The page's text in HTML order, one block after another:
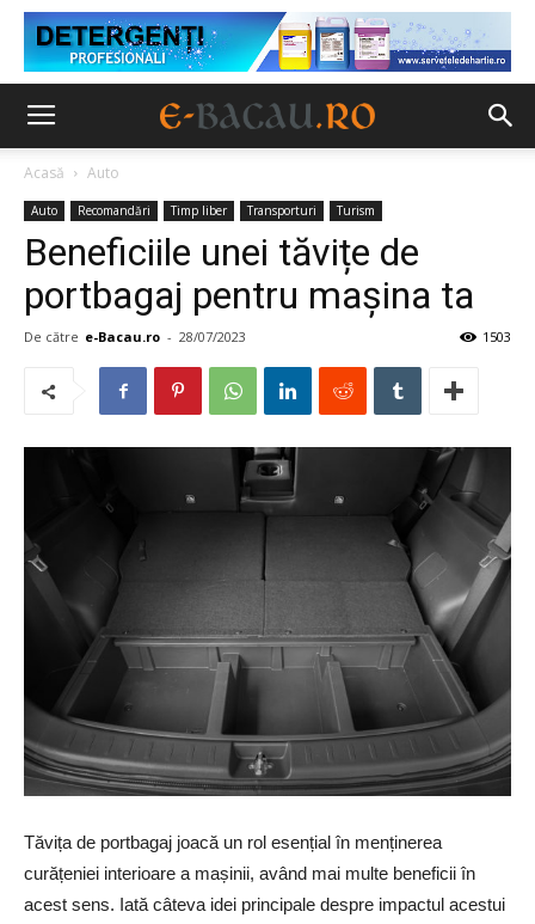
Acasă Auto
Auto Recomandări Timp liber Transporturi Turism
Beneficiile unei tăvițe de
portbagaj pentru mașina ta
De către e-Bacau.ro - 28/07/2023 1503
Tăvița de portbagaj joacă un rol esențial în menținerea
curățeniei interioare a mașinii, având mai multe beneficii în
acest sens. Iată câteva idei principale despre impactul acestui